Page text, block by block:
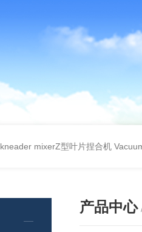
mixerZ型叶片捏合机
产品中心